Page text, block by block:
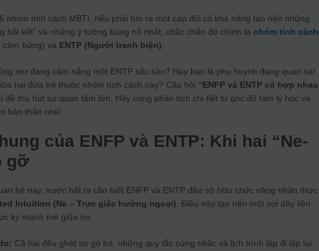
nhóm tính cách MBTI, nếu phải tìm ra một cặp đôi có khả năng tạo nên những
hồi kết” và những ý tưởng bùng nổ nhất, chắc chắn đó chính là nhóm tính cách
cảm hứng) và ENTP (Người tranh biện)
mơ đang cảm nắng một ENTP sắc sảo? Hay bạn là phụ huynh đang quan sát
hai đứa trẻ thuộc nhóm tính cách này? Câu hỏi “ENFP và ENTP có hợp nhau
đề thu hút sự quan tâm lớn. Hãy cùng phân tích chi tiết từ góc độ tâm lý học và
bản thân nhé!
của ENFP và ENTP: Khi hai “Ne-
gỡ
hệ này, trước hết ta cần biết ENFP và ENTP đều sở hữu chức năng nhận thức
Intuition (Ne – Trực giác hướng ngoại) . Điều này tạo nên một sợi dây liên
kỳ mạnh mẽ giữa họ.
Cả hai đều ghét sự gò bó, những quy tắc cứng nhắc và lịch trình lặp đi lặp lại.